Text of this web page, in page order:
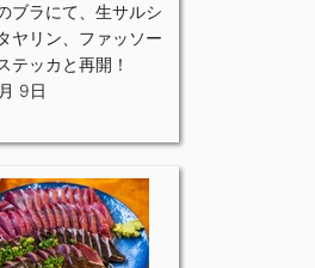
ブラにて、生サルシ
ヤリン、ファッソー
テッカと再開！
9日